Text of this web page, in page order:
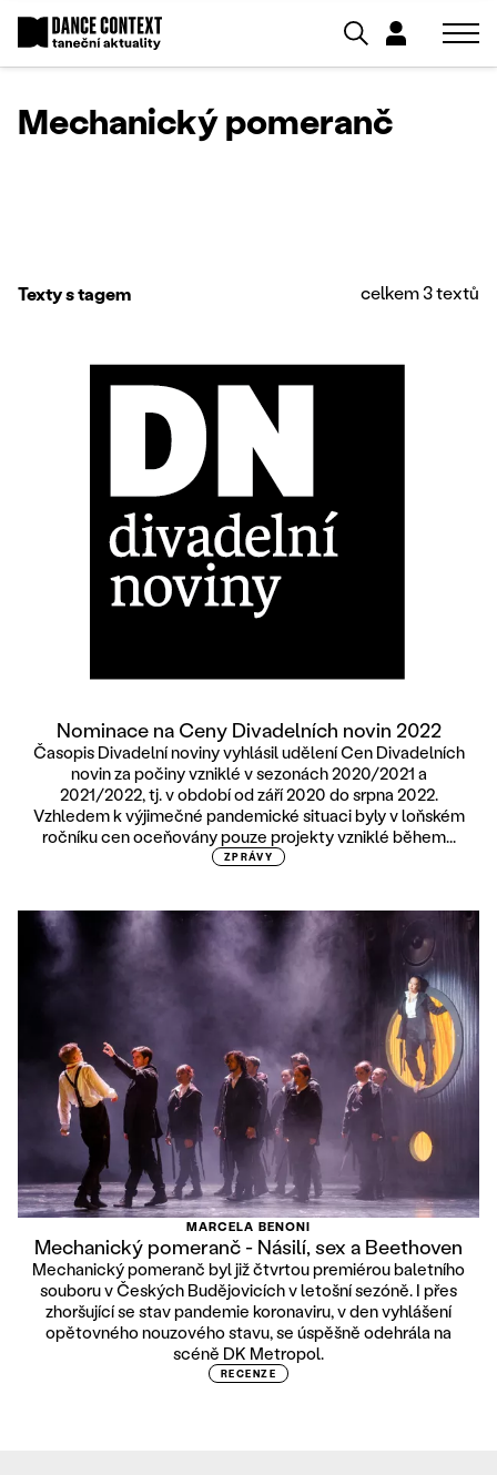
Mechanický pomeranč
Texty s tagem celkem 3 textů
Nominace na Ceny Divadelních novin 2022
Časopis Divadelní noviny vyhlásil udělení Cen Divadelních
novin za počiny vzniklé v sezonách 2020/2021 a
2021/2022, tj. v období od září 2020 do srpna 2022.
Vzhledem k výjimečné pandemické situaci byly v loňském
ročníku cen oceňovány pouze projekty vzniklé během...
ZPRÁVY
MARCELA BENONI
Mechanický pomeranč - Násilí, sex a Beethoven
Mechanický pomeranč byl již čtvrtou premiérou baletního
souboru v Českých Budějovicích v letošní sezóně. I přes
zhoršující se stav pandemie koronaviru, v den vyhlášení
opětovného nouzového stavu, se úspěšně odehrála na
scéně DK Metropol.
RECENZE